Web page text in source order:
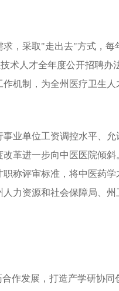
求，采取"走出去"方式，每
术人才全年度公开招聘办
机制，为全州医疗卫生人
业单位工资调控水平、
革进一步向中医医院倾斜
称评审标准，将中医药
力资源和社会保障局、
作发展，打造产学研协同